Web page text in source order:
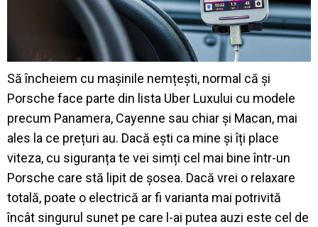
Să încheiem cu mașinile nemțești, normal că și
Porsche face parte din lista Uber Luxului cu modele
precum Panamera, Cayenne sau chiar și Macan, mai
ales la ce prețuri au. Dacă ești ca mine și îți place
viteza, cu siguranța te vei simți cel mai bine într-un
Porsche care stă lipit de șosea. Dacă vrei o relaxare
totală, poate o electrică ar fi varianta mai potrivită
încât singurul sunet pe care l-ai putea auzi este cel de